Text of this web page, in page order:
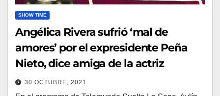
SHOW TIME
Angélica Rivera sufrió ‘mal de
amores’ por el expresidente Peña
Nieto, dice amiga de la actriz
30 OCTUBRE, 2021